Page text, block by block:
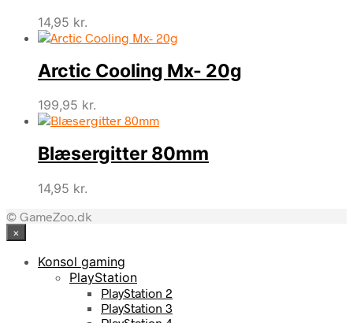
14,95 kr.
Arctic Cooling Mx- 20g
199,95 kr.
Blæsergitter 80mm
14,95 kr.
© GameZoo.dk
×
Konsol gaming
PlayStation
PlayStation 2
PlayStation 3